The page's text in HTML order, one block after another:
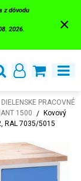
z dôvodu
2026.
×
DIELENSKE PRACOVNÉ
1500
Kovový
RAL 7035/5015